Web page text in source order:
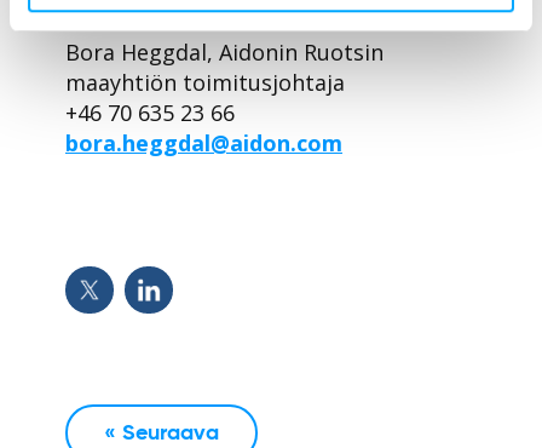
Lisätiedot:
Bora Heggdal, Aidonin Ruotsin
maayhtiön toimitusjohtaja
+46 70 635 23 66
bora.heggdal@aidon.com
« Seuraava